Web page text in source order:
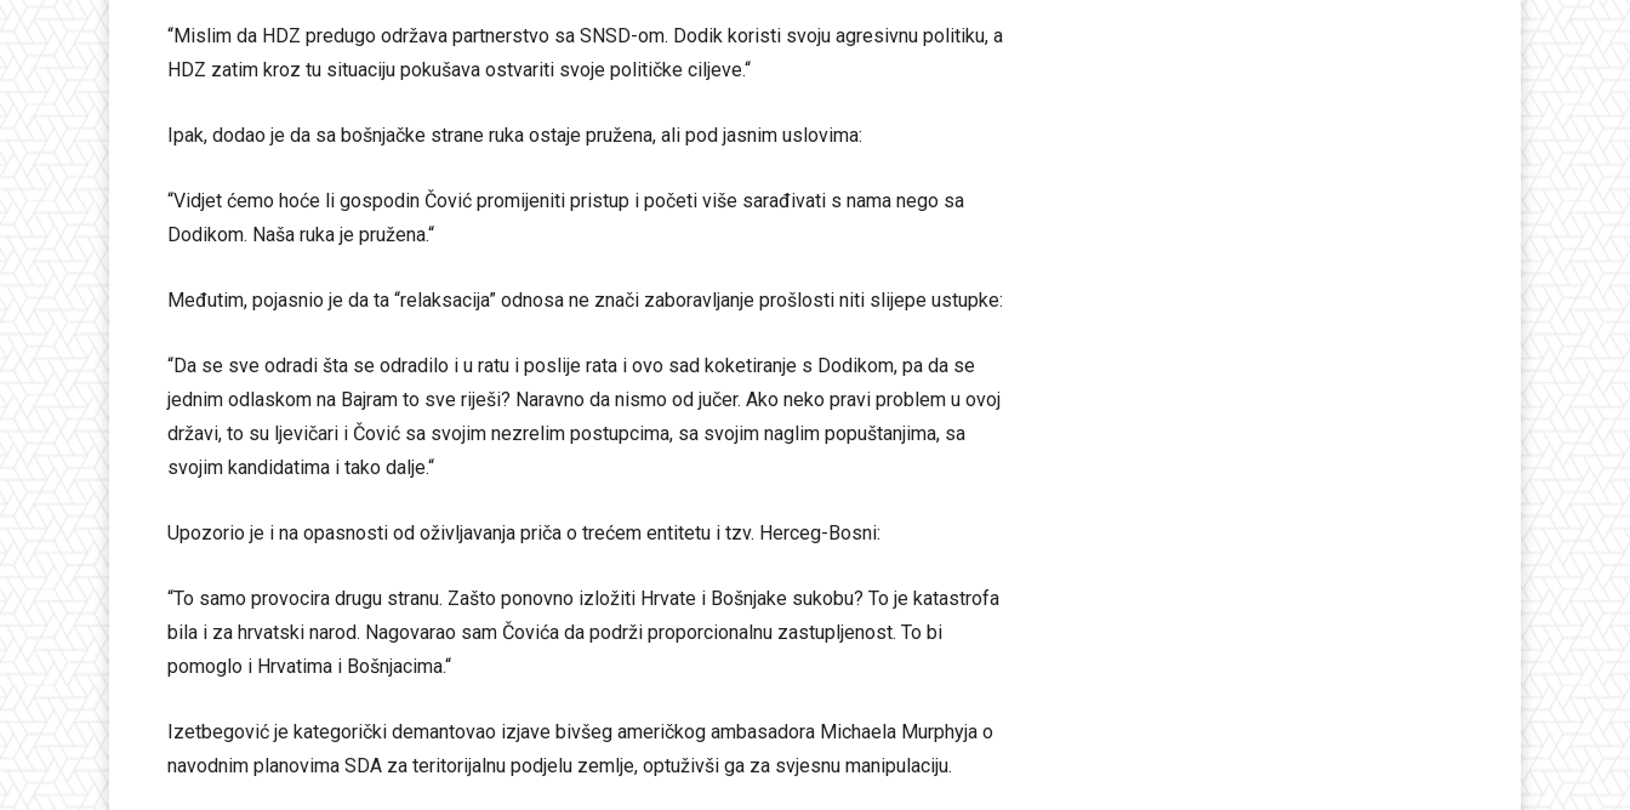
“Mislim da HDZ predugo održava partnerstvo sa SNSD-om. Dodik koristi svoju agresivnu politiku, a
HDZ zatim kroz tu situaciju pokušava ostvariti svoje političke ciljeve.“
Ipak, dodao je da sa bošnjačke strane ruka ostaje pružena, ali pod jasnim uslovima:
“Vidjet ćemo hoće li gospodin Čović promijeniti pristup i početi više sarađivati s nama nego sa
Dodikom. Naša ruka je pružena.“
Međutim, pojasnio je da ta “relaksacija” odnosa ne znači zaboravljanje prošlosti niti slijepe ustupke:
“Da se sve odradi šta se odradilo i u ratu i poslije rata i ovo sad koketiranje s Dodikom, pa da se
jednim odlaskom na Bajram to sve riješi? Naravno da nismo od jučer. Ako neko pravi problem u ovoj
državi, to su ljevičari i Čović sa svojim nezrelim postupcima, sa svojim naglim popuštanjima, sa
svojim kandidatima i tako dalje.“
Upozorio je i na opasnosti od oživljavanja priča o trećem entitetu i tzv. Herceg-Bosni:
“To samo provocira drugu stranu. Zašto ponovno izložiti Hrvate i Bošnjake sukobu? To je katastrofa
bila i za hrvatski narod. Nagovarao sam Čovića da podrži proporcionalnu zastupljenost. To bi
pomoglo i Hrvatima i Bošnjacima.“
Izetbegović je kategorički demantovao izjave bivšeg američkog ambasadora Michaela Murphyja o
navodnim planovima SDA za teritorijalnu podjelu zemlje, optuživši ga za svjesnu manipulaciju.